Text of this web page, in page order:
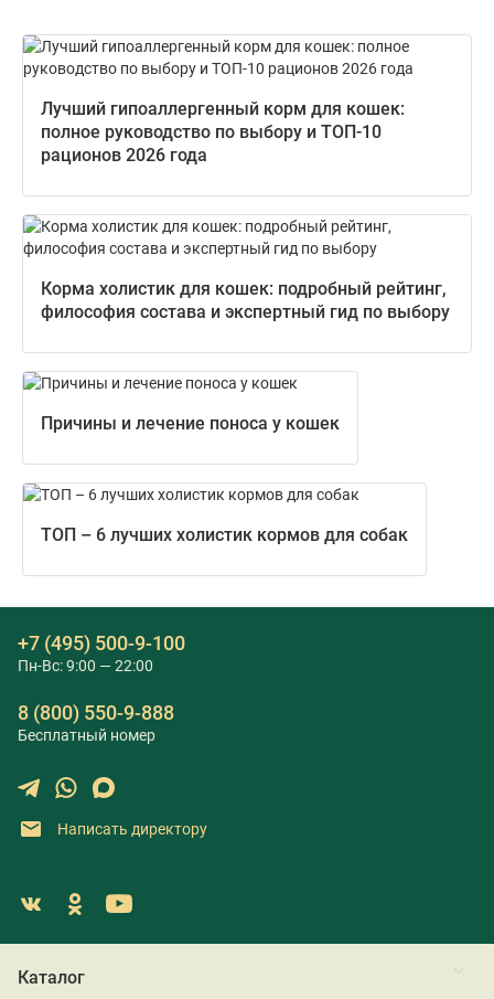
Лучший гипоаллергенный корм для кошек:
полное руководство по выбору и ТОП-10
рационов 2026 года
Корма холистик для кошек: подробный рейтинг,
философия состава и экспертный гид по выбору
Причины и лечение поноса у кошек
ТОП – 6 лучших холистик кормов для собак
+7 (495) 500-9-100
Пн-Вс: 9:00 — 22:00
8 (800) 550-9-888
Бесплатный номер
Написать директору
Каталог